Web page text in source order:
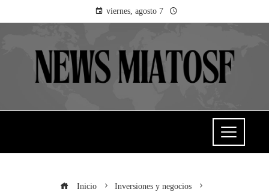
viernes, agosto 7
Inicio
Inversiones y negocios